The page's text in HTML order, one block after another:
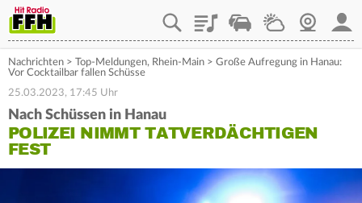
PlaylistStaupilotWetterWebcam
Nachrichten > Top-Meldungen, Rhein-Main > Große Aufregung in Hanau:
Vor Cocktailbar fallen Schüsse
25.03.2023, 17:45 Uhr
Nach Schüssen in Hanau
POLIZEI NIMMT TATVERDÄCHTIGEN
FEST